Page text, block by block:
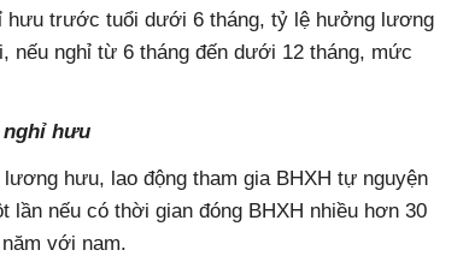
hưu trước tuổi dưới 6 tháng, tỷ lệ hưởng lương
nếu nghỉ từ 6 tháng đến dưới 12 tháng, mức
hưu
hưu, lao động tham gia BHXH tự nguyện
nếu có thời gian đóng BHXH nhiều hơn 30
với nam.